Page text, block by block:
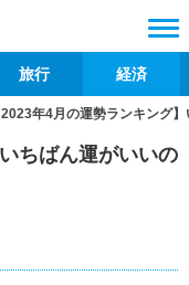
旅行 経済
2023年4月の運勢ランキング
ちばん運がいいの